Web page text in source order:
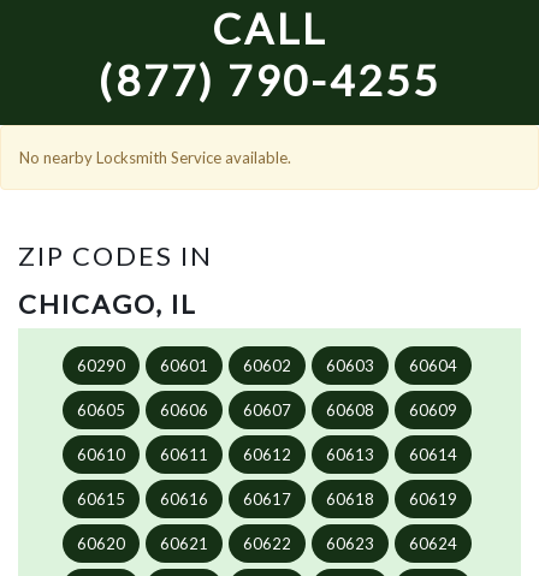
CALL
(877) 790-4255
No nearby Locksmith Service available.
ZIP CODES IN
CHICAGO, IL
60290 60601 60602 60603 60604
60605 60606 60607 60608 60609
60610 60611 60612 60613 60614
60615 60616 60617 60618 60619
60620 60621 60622 60623 60624